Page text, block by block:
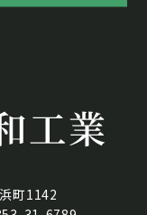
町1142